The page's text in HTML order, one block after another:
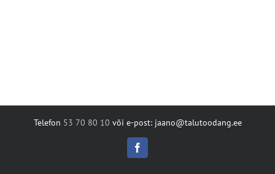
Telefon 53 70 80 10 või e-post: jaano@talutoodang.ee
Facebook